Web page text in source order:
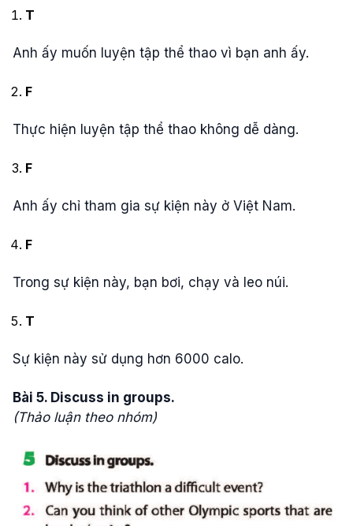
T
Anh ấy muốn luyện tập thể thao vì bạn anh ấy.
F
Thực hiện luyện tập thể thao không dễ dàng.
F
Anh ấy chỉ tham gia sự kiện này ở Việt Nam.
F
Trong sự kiện này, bạn bơi, chạy và leo núi.
T
Sự kiện này sử dụng hơn 6000 calo.
Bài 5. Discuss in groups.
(Thảo luận theo nhóm)